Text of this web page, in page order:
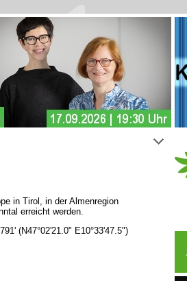
in Tirol, in der Almenregion
erreicht werden.
(N47°02'21.0" E10°33'47.5")